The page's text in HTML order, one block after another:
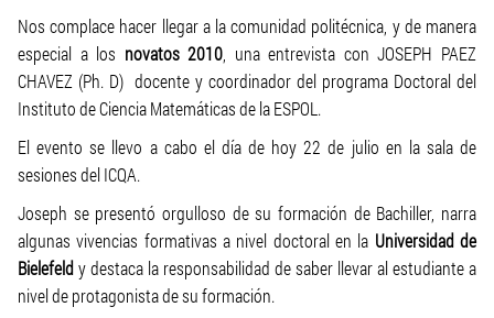
Nos complace hacer llegar a la comunidad politécnica, y de manera
especial a los novatos 2010 , una entrevista con JOSEPH PAEZ
CHAVEZ (Ph. D) docente y coordinador del programa Doctoral del
Instituto de Ciencia Matemáticas de la ESPOL.
El evento se llevo a cabo el día de hoy 22 de julio en la sala de
sesiones del ICQA.
Joseph se presentó orgulloso de su formación de Bachiller, narra
algunas vivencias formativas a nivel doctoral en la Universidad de
Bielefeld y destaca la responsabilidad de saber llevar al estudiante a
nivel de protagonista de su formación.